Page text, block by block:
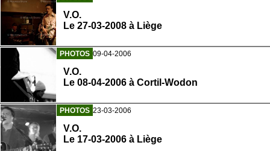
V.O.
Le 27-03-2008 à Liège
PHOTOS 09-04-2006
V.O.
Le 08-04-2006 à Cortil-Wodon
PHOTOS 23-03-2006
V.O.
Le 17-03-2006 à Liège